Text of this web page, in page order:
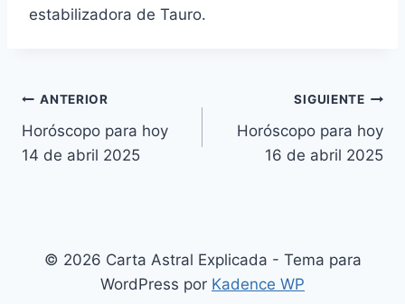
estabilizadora de Tauro.
Navegación
de
ANTERIOR
Horóscopo para hoy
14 de abril 2025
SIGUIENTE
Horóscopo para hoy
16 de abril 2025
© 2026 Carta Astral Explicada - Tema para
WordPress por Kadence WP